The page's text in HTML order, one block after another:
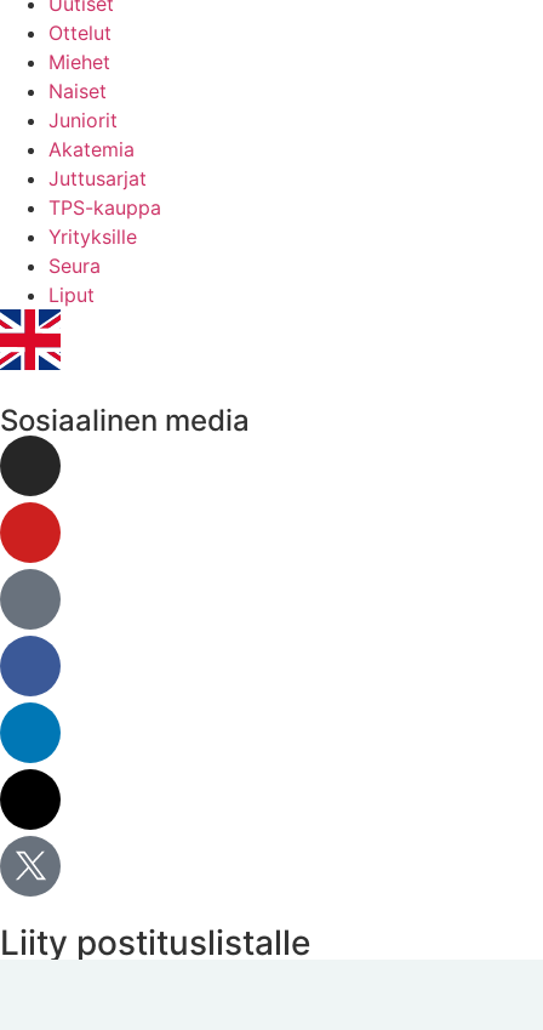
Ottelut
Miehet
Naiset
Juniorit
Akatemia
Juttusarjat
TPS-kauppa
Yrityksille
Seura
Liput
Sosiaalinen media
Liity postituslistalle